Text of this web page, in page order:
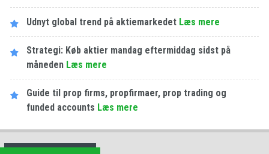
Udnyt global trend på aktiemarkedet Læs mere
Strategi: Køb aktier mandag eftermiddag sidst på
måneden Læs mere
Guide til prop firms, propfirmaer, prop trading og
funded accounts Læs mere